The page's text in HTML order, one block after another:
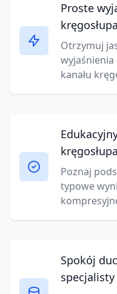
Proste
kręgosłupa
Otrzymuj
kanału
kręgosłupa
Poznaj
typowe
Spokój
specjalisty